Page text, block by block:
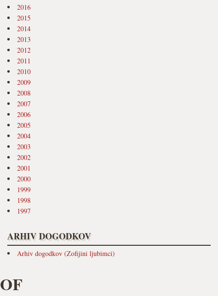
2016
2015
2014
2013
2012
2011
2010
2009
2008
2007
2006
2005
2004
2003
2002
2001
2000
1999
1998
1997
ARHIV DOGODKOV
Arhiv dogodkov (Zofijini ljubimci)
OF